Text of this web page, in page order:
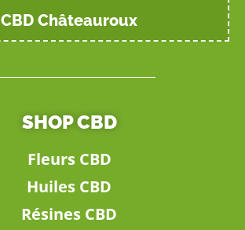
CBD Châteauroux
SHOP CBD
Fleurs CBD
Huiles CBD
Résines CBD